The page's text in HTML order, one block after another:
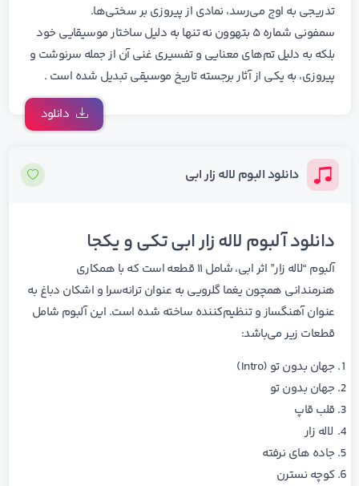
تدریجی به اوج می‌رسد، نمادی از پیروزی بر سختی‌ها.
سمفونی شماره ۵ بتهوون نه تنها به دلیل ساختار موسیقایی خود
بلکه به دلیل تم‌های معنایی و تفسیری غنی آن از جمله سرنوشت و
پیروزی، به یکی از آثار برجسته تاریخ موسیقی تبدیل شده است .
دانلود
دانلود البوم لاله زار ابی
دانلود آلبوم لاله زار ابی تکی و یکجا
آلبوم “لاله زار” اثر ابی، شامل ۱۱ قطعه است که با همکاری
هنرمندانی همچون یغما گلرویی به عنوان ترانه‌سرا و اشکان دباغ به
عنوان آهنگساز و تنظیم‌کننده ساخته شده است. این آلبوم شامل
قطعات زیر می‌باشد:
جهان بدون تو (Intro)
جهان بدون تو
قلب قاپ
لاله زار
جاده های نرفته
کوچه نسترن